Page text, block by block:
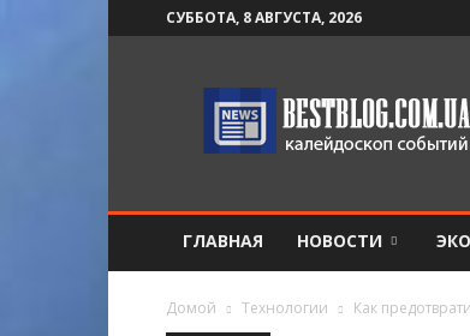
СУББОТА, 8 АВГУСТА, 2026
ГЛАВНАЯ НОВОСТИ
Домой Технологии Как